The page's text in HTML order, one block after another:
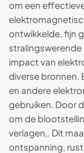
om een
ontwikkelde, fijn
impact van
diverse bronnen.
en andere
gebruiken. Door
om de
verlagen,. Dit
ontspanning,